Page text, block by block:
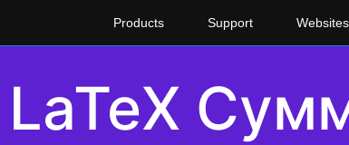
Products Support Websites